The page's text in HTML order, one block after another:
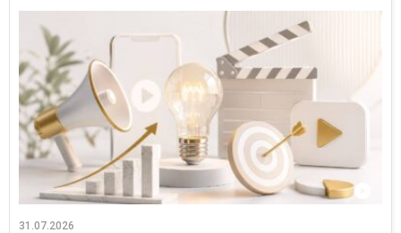
31.07.2026